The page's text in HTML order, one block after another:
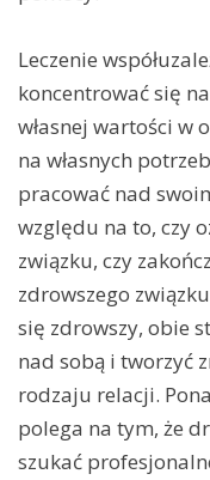
Leczenie
koncentrować się
własnej wartości w
na własnych
pracować nad
względu na to, czy
związku, czy
zdrowszego
się zdrowszy, obie
nad sobą i tworzyć
rodzaju relacji.
polega na tym, że
szukać